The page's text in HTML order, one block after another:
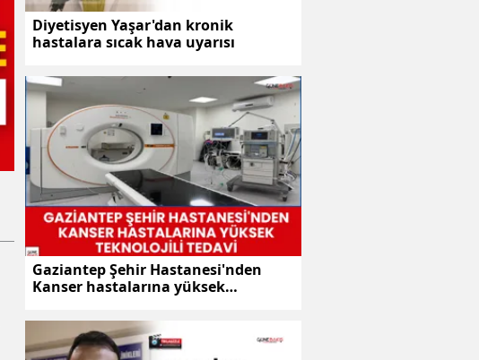
Diyetisyen Yaşar'dan kronik
hastalara sıcak hava uyarısı
Gaziantep Şehir Hastanesi'nden
Kanser hastalarına yüksek